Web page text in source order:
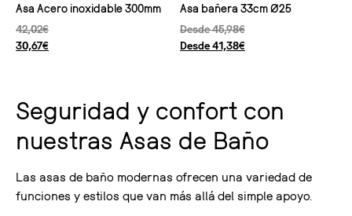
Asa Acero inoxidable 300mm
42,02€
30,67€
Asa bañera 33cm Ø25
Desde45,98€
Desde41,38€
Seguridad y confort con
nuestras Asas de Baño
Las asas de baño modernas ofrecen una variedad de
funciones y estilos que van más allá del simple apoyo.